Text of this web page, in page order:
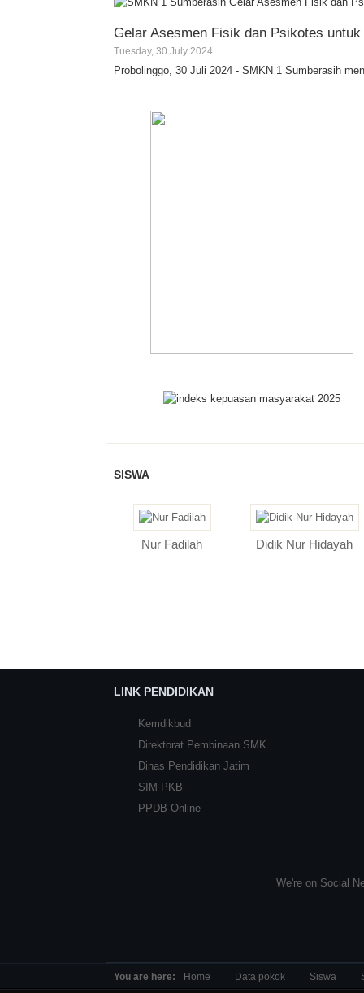
Gelar Asesmen Fisik dan Psikotes
Tuesday, 30 July 2024
Probolinggo, 30 Juli 2024 - SMKN 1 Sumberasih
SISWA
Nur Fadilah Didik Nur Hidayah
LINK PENDIDIKAN
Kemdikbud
Direktorat Pembinaan SMK
Dinas Pendidikan Jatim
SIM PKB
PPDB Online
We're on Social
You are here: Home Data pokok Siswa